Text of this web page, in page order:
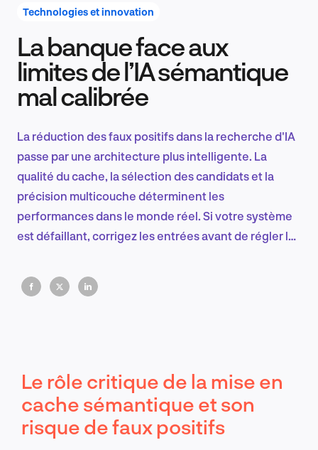
Recherche et conception produit
EN
Technologies et innovation
La banque face aux
limites de l’IA sémantique
mal calibrée
La réduction des faux positifs dans la recherche d'IA
passe par une architecture plus intelligente. La
qualité du cache, la sélection des candidats et la
précision multicouche déterminent les
performances dans le monde réel. Si votre système
est défaillant, corrigez les entrées avant de régler les
Le rôle critique de la mise en
cache sémantique et son
risque de faux positifs